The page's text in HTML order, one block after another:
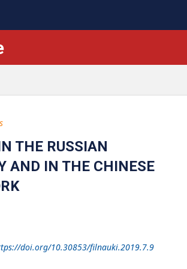
THE RUSSIAN
AND IN THE CHINESE
doi.org/10.30853/filnauki.2019.7.9